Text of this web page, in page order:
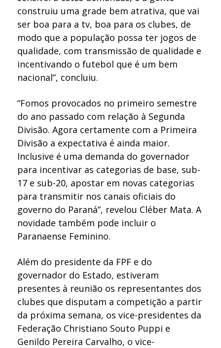
construiu uma grade bem atrativa, que vai
ser boa para a tv, boa para os clubes, de
modo que a população possa ter jogos de
qualidade, com transmissão de qualidade e
incentivando o futebol que é um bem
nacional”, concluiu.
“Fomos provocados no primeiro semestre
do ano passado com relação à Segunda
Divisão. Agora certamente com a Primeira
Divisão a expectativa é ainda maior.
Inclusive é uma demanda do governador
para incentivar as categorias de base, sub-
17 e sub-20, apostar em novas categorias
para transmitir nos canais oficiais do
governo do Paraná”, revelou Cléber Mata. A
novidade também pode incluir o
Paranaense Feminino.
Além do presidente da FPF e do
governador do Estado, estiveram
presentes à reunião os representantes dos
clubes que disputam a competição a partir
da próxima semana, os vice-presidentes da
Federação Christiano Souto Puppi e
Genildo Pereira Carvalho, o vice-